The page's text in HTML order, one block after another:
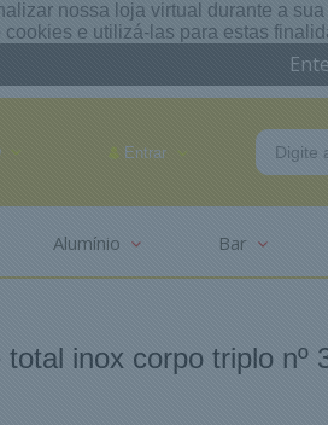
nossa loja virtual durante a
e utilizá-las para estas
99291-2625
Entrar
Alumínio Bar
inox corpo triplo nº